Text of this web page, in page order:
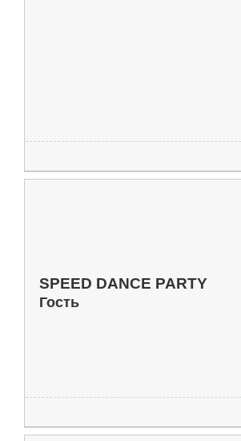
SPEED DANCE PARTY
Гость